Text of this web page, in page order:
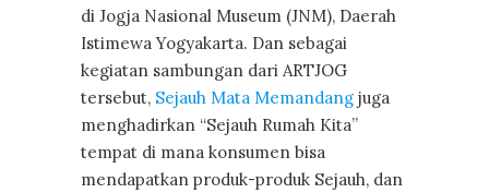
di Jogja Nasional Museum (JNM), Daerah
Istimewa Yogyakarta. Dan sebagai
kegiatan sambungan dari ARTJOG
tersebut, Sejauh Mata Memandang juga
menghadirkan “Sejauh Rumah Kita”
tempat di mana konsumen bisa
mendapatkan produk-produk Sejauh, dan